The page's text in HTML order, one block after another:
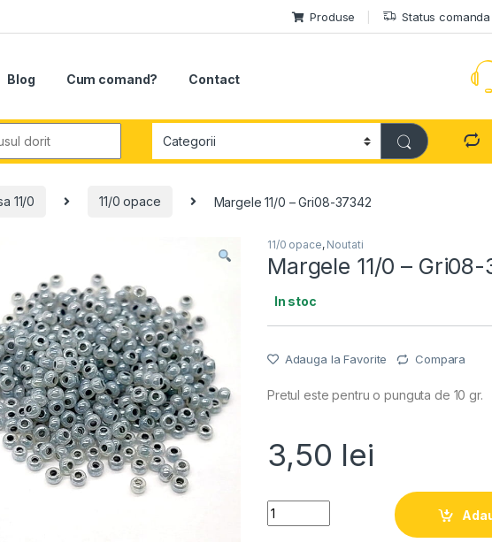
Produse Status comanda
Blog Cum comand? Contact
11/0 11/0 opace Margele 11/0 – Gri08-37342
11/0 opace, Noutati
Margele 11/0 –
In stoc
Adauga la Favorite Compara
Pretul este pentru o punguta de 10 gr.
3,50 lei
Quantity